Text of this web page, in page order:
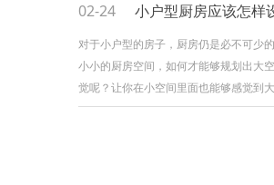
需要水泥沙凿开成V字形，之后用防水材
完后需要再过一层水泥沙，注意面积要够
要够高。在水泥沙的边缘用界机界一条
会粘得牢固。 如果不能找到漏水点，
新做防水，做的时
02-24 小户型厨房应该怎样
对于小户型的房子，厨房仍是必不可少的
小小的厨房空间，如何才能够规划出大
觉呢？让你在小空间里面也能够感觉到
感觉。有了好心境，然后也就能够装修